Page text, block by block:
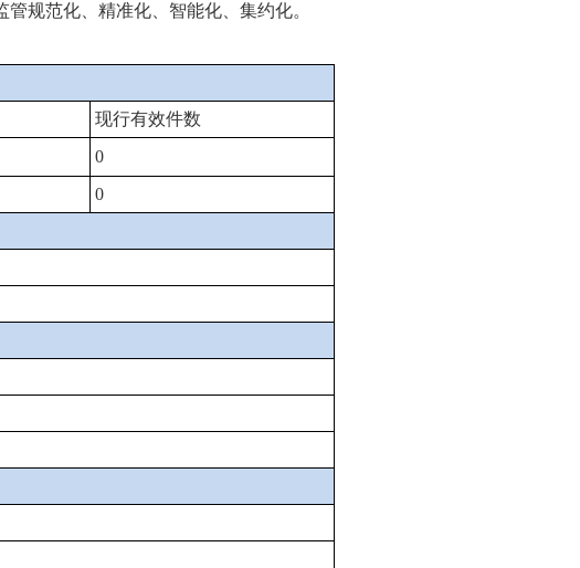
规范化、精准化、智能化、集约化。
现行有效件数
0
0